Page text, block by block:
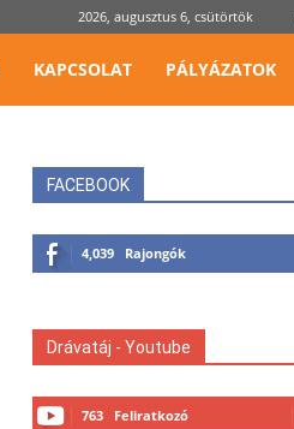
2026, augusztus 6, csütörtök
KAPCSOLAT PÁLYÁZATOK
FACEBOOK
4,039 Rajongók
Drávatáj - Youtube
763 Feliratkozó